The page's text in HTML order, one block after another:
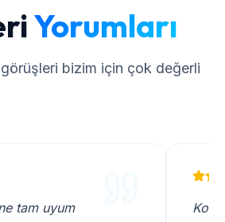
Yorumları
bizim için çok değerli
tam uyum